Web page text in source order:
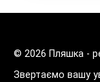
© 2026 Пляшка -
Звертаємо вашу